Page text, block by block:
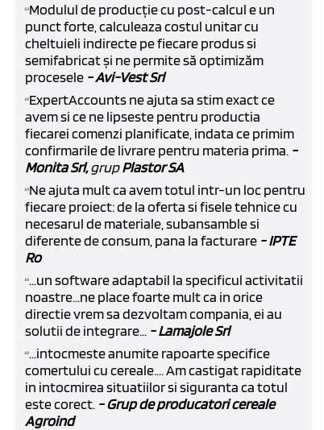
“Modulul de producție cu post-calcul e un
punct forte, calculeaza costul unitar cu
cheltuieli indirecte pe fiecare produs si
semifabricat și ne permite să optimizăm
procesele - Avi-Vest Srl
“ExpertAccounts ne ajuta sa stim exact ce
avem si ce ne lipseste pentru productia
fiecarei comenzi planificate, indata ce primim
confirmarile de livrare pentru materia prima. -
Monita Srl,grupPlastor SA
“Ne ajuta mult ca avem totul intr-un loc pentru
fiecare proiect: de la oferta si fisele tehnice cu
necesarul de materiale, subansamble si
diferente de consum, pana la facturare - IPTE
Ro
“...un software adaptabil la specificul activitatii
noastre...ne place foarte mult ca in orice
directie vrem sa dezvoltam compania, ei au
solutii de integrare... - Lamajole Srl
“...intocmeste anumite rapoarte specifice
comertului cu cereale.... Am castigat rapiditate
in intocmirea situatiilor si siguranta ca totul
este corect. - Grup de producatori cereale
Agroind